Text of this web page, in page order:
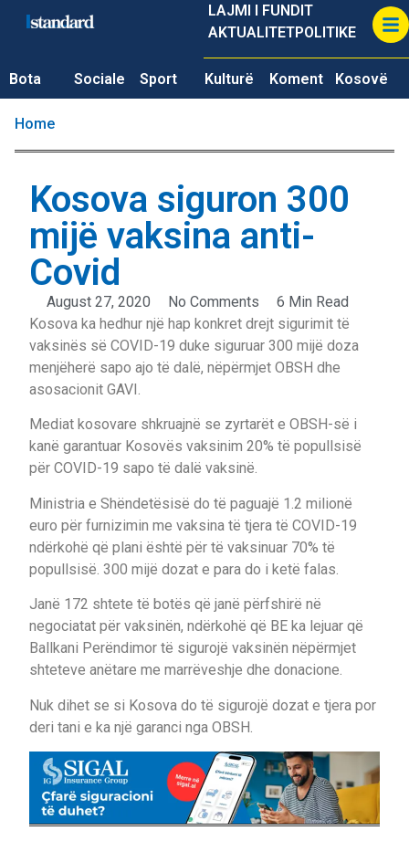
LAJMI I FUNDIT
AKTUALITETPOLITIKE
Bota Sociale Sport Kulturë Koment Kosovë
Home
Kosova siguron 300
mijë vaksina anti-
Covid
August 27, 2020 No Comments
6 Min Read
Kosova ka hedhur një hap konkret drejt sigurimit të
vaksinës së COVID-19 duke siguruar 300 mijë doza
menjëherë sapo ajo të dalë, nëpërmjet OBSH dhe
asosacionit GAVI.
Mediat kosovare shkruajnë se zyrtarët e OBSH-së i
kanë garantuar Kosovës vaksinim 20% të popullsisë
për COVID-19 sapo të dalë vaksinë.
Ministria e Shëndetësisë do të paguajë 1.2 milionë
euro për furnizimin me vaksina të tjera të COVID-19
ndërkohë që plani është për të vaksinuar 70% të
popullsisë. 300 mijë dozat e para do i ketë falas.
Janë 172 shtete të botës që janë përfshirë në
negociatat për vaksinën, ndërkohë që BE ka lejuar që
Ballkani Perëndimor të sigurojë vaksinën nëpërmjet
shteteve anëtare me marrëveshje dhe donacione.
Nuk dihet se si Kosova do të sigurojë dozat e tjera por
deri tani e ka një garanci nga OBSH.